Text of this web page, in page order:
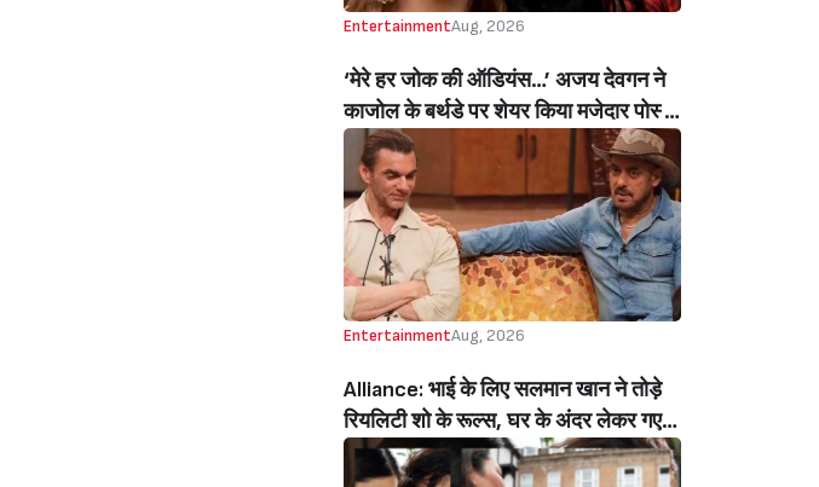
EntertainmentAug, 2026
‘मेरे हर जोक की ऑडियंस…’ अजय देवगन ने
काजोल के बर्थडे पर शेयर किया मजेदार पोस्ट,
हंसती-ठहाका लगाती काजोल पर लुटाया प्यार
(My Best Joke Has Had The Same
Audience’ Ajay Devgn’s Heartfelt
Birthday Wish Melts Kajol’s Fans)
EntertainmentAug, 2026
Alliance: भाई के लिए सलमान खान ने तोड़े
रियलिटी शो के रूल्स, घर के अंदर लेकर गए
मोबाइल, सोहेल खान हुए इमोशनल (Salman